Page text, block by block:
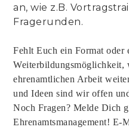
an, wie z.B.
Fragerunden.
Fehlt Euch ein Format oder
Weiterbildungsmöglichkeit,
ehrenamtlichen Arbeit
und Ideen sind wir offen
Noch Fragen? Melde Dich
Ehrenamtsmanagement! E-